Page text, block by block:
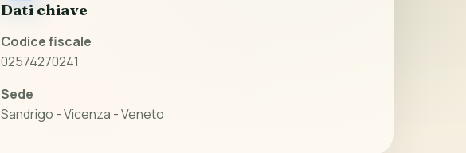
Dati chiave
Codice fiscale
02574270241
Sede
Sandrigo - Vicenza - Veneto